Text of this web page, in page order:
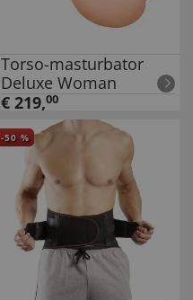
Torso-masturbator
Deluxe Woman
€ 219,00
-50 %